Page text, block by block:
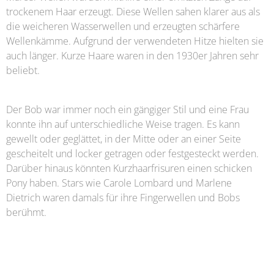
trockenem Haar erzeugt. Diese Wellen sahen klarer aus als
die weicheren Wasserwellen und erzeugten schärfere
Wellenkämme. Aufgrund der verwendeten Hitze hielten sie
auch länger. Kurze Haare waren in den 1930er Jahren sehr
beliebt.
Der Bob war immer noch ein gängiger Stil und eine Frau
konnte ihn auf unterschiedliche Weise tragen. Es kann
gewellt oder geglättet, in der Mitte oder an einer Seite
gescheitelt und locker getragen oder festgesteckt werden.
Darüber hinaus könnten Kurzhaarfrisuren einen schicken
Pony haben. Stars wie Carole Lombard und Marlene
Dietrich waren damals für ihre Fingerwellen und Bobs
berühmt.